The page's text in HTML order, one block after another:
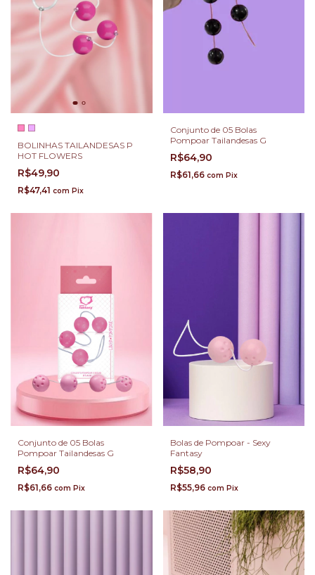
BOLINHAS TAILANDESAS P
HOT FLOWERS
R$49,90
R$47,41 com Pix
Conjunto de 05 Bolas
Pompoar Tailandesas G
R$64,90
R$61,66 com Pix
Conjunto de 05 Bolas
Pompoar Tailandesas G
R$64,90
R$61,66 com Pix
Bolas de Pompoar - Sexy
Fantasy
R$58,90
R$55,96 com Pix